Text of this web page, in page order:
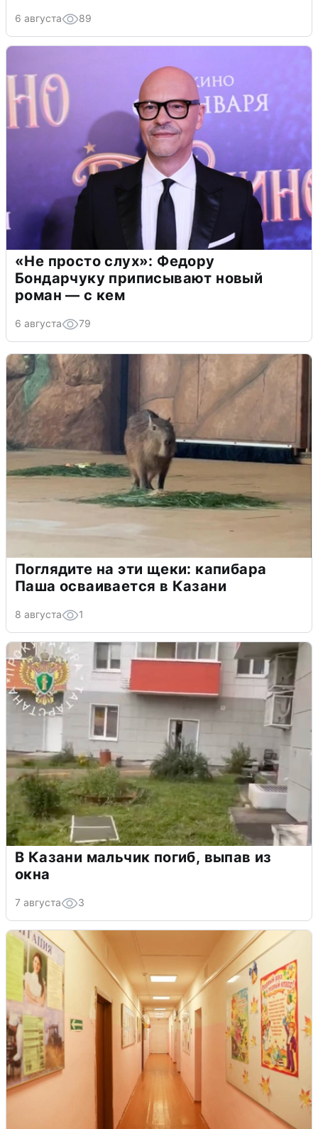
6 августа 89
«Не просто слух»: Федору
Бондарчуку приписывают новый
роман — с кем
6 августа 79
Поглядите на эти щеки: капибара
Паша осваивается в Казани
8 августа 1
В Казани мальчик погиб, выпав из
окна
7 августа 3